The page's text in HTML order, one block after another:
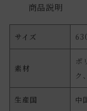
商品説明
サイズ
素材
ポ
ク
生産国 中